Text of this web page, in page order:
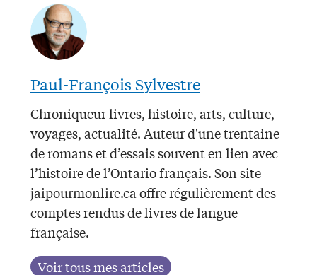
Paul-François Sylvestre
Chroniqueur livres, histoire, arts, culture,
voyages, actualité. Auteur d'une trentaine
de romans et d’essais souvent en lien avec
l’histoire de l’Ontario français. Son site
jaipourmonlire.ca offre régulièrement des
comptes rendus de livres de langue
française.